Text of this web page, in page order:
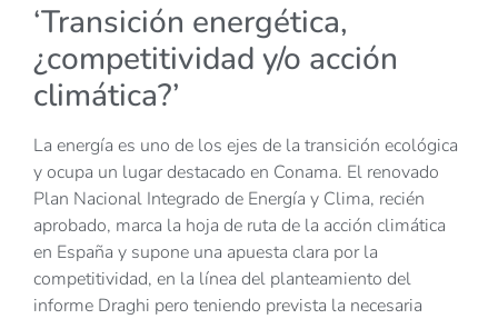
‘Transición energética,
¿competitividad y/o acción
climática?’
La energía es uno de los ejes de la transición ecológica
y ocupa un lugar destacado en Conama. El renovado
Plan Nacional Integrado de Energía y Clima, recién
aprobado, marca la hoja de ruta de la acción climática
en España y supone una apuesta clara por la
competitividad, en la línea del planteamiento del
informe Draghi pero teniendo prevista la necesaria